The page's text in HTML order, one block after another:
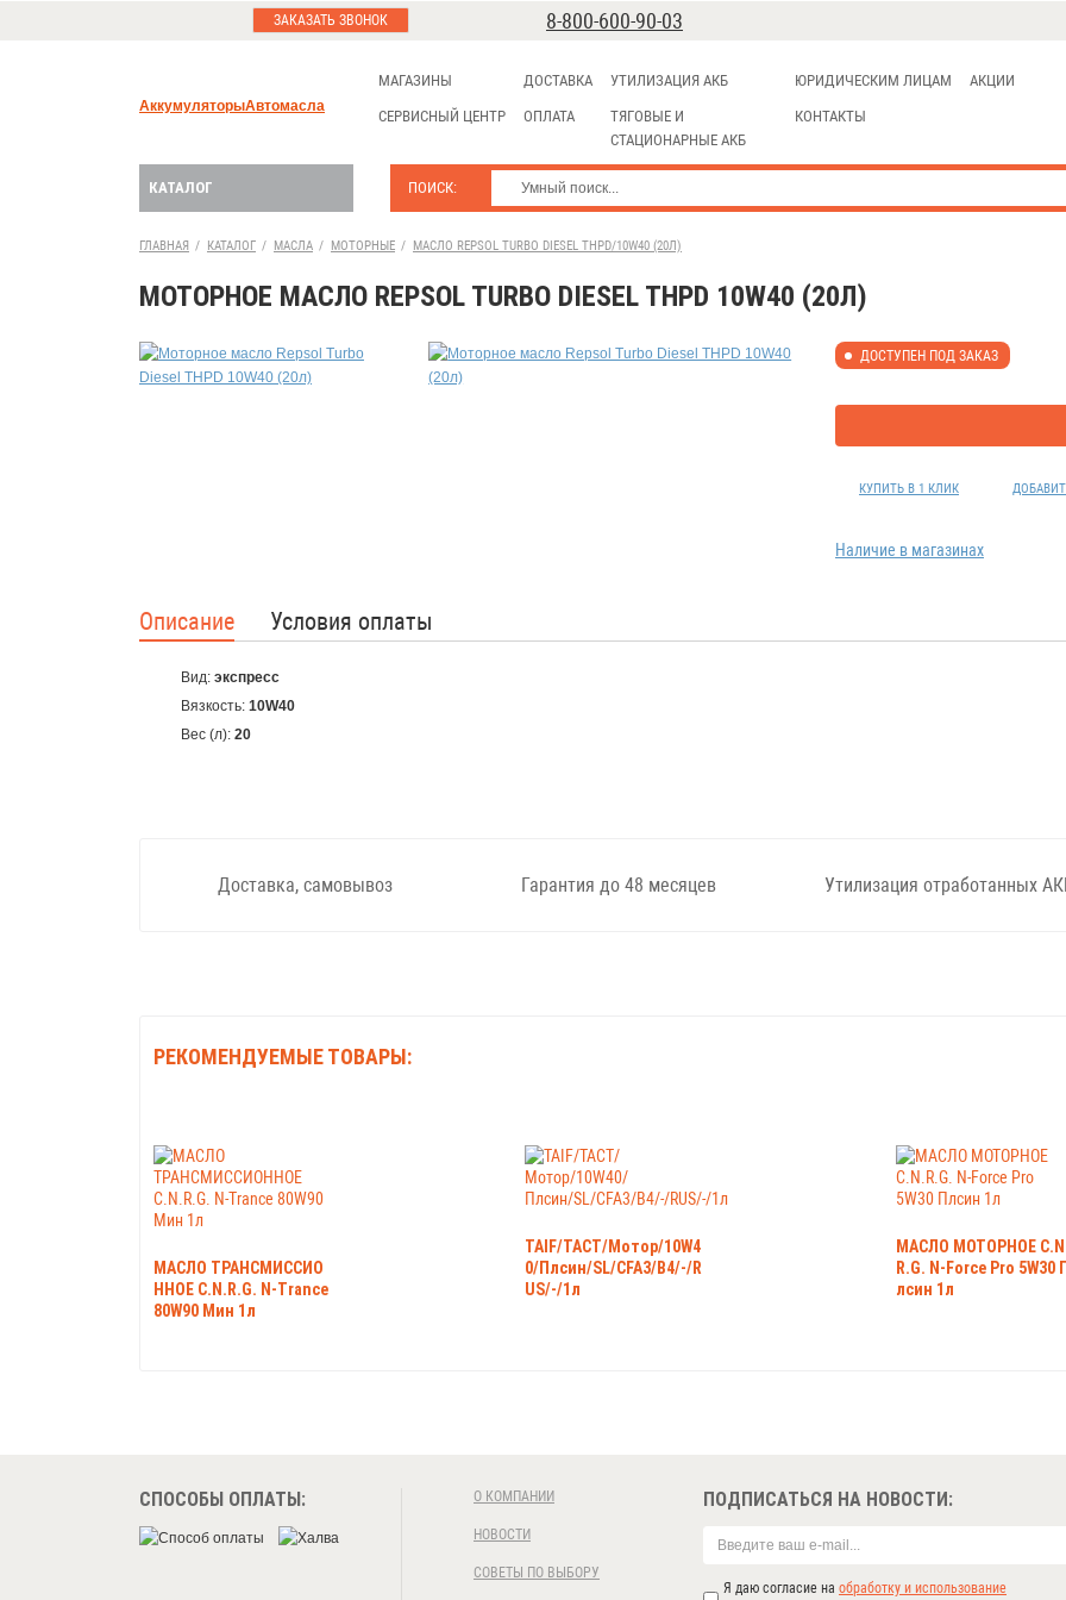
ЗАКАЗАТЬ ЗВОНОК 8-800-600-90-03
АккумуляторыАвтомасла
МАГАЗИНЫ
СЕРВИСНЫЙ ЦЕНТР
ДОСТАВКА
ОПЛАТА
УТИЛИЗАЦИЯ АКБ
ТЯГОВЫЕ И
СТАЦИОНАРНЫЕ АКБ
ЮРИДИЧЕСКИМ ЛИЦАМ
КОНТАКТЫ
АКЦИИ
ПОИСК:
КАТАЛОГ
ГЛАВНАЯ / КАТАЛОГ / МАСЛА / МОТОРНЫЕ / МАСЛО REPSOL TURBO DIESEL THPD/10W40 (20Л)
МОТОРНОЕ МАСЛО REPSOL TURBO DIESEL THPD 10W40 (20Л)
ДОСТУПЕН ПОД ЗАКАЗ
КУПИТЬ В 1 КЛИК
Наличие в магазинах
Описание Условия оплаты
Вид: экспресс
Вязкость: 10W40
Вес (л): 20
Доставка, самовывоз Гарантия до 48 месяцев Утилизация отработанных
РЕКОМЕНДУЕМЫЕ ТОВАРЫ:
МАСЛО ТРАНСМИССИО
ННОЕ C.N.R.G. N-Trance
80W90 Мин 1л
TAIF/TACT/Мотор/10W4
0/Плсин/SL/CFA3/B4/-/R
US/-/1л
МАСЛО МОТОРНОЕ
R.G. N-Force Pro 5W30
лсин 1л
СПОСОБЫ ОПЛАТЫ: О КОМПАНИИ
НОВОСТИ
СОВЕТЫ ПО ВЫБОРУ
ПОДПИСАТЬСЯ НА НОВОСТИ:
Я даю согласие на обработку и использование